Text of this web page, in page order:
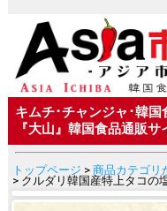
キムチ･チャンジャ･韓国
『大山』韓国食品通販サ
トップページ > 商品カテゴリ
> クルダリ韓国産特上タコの